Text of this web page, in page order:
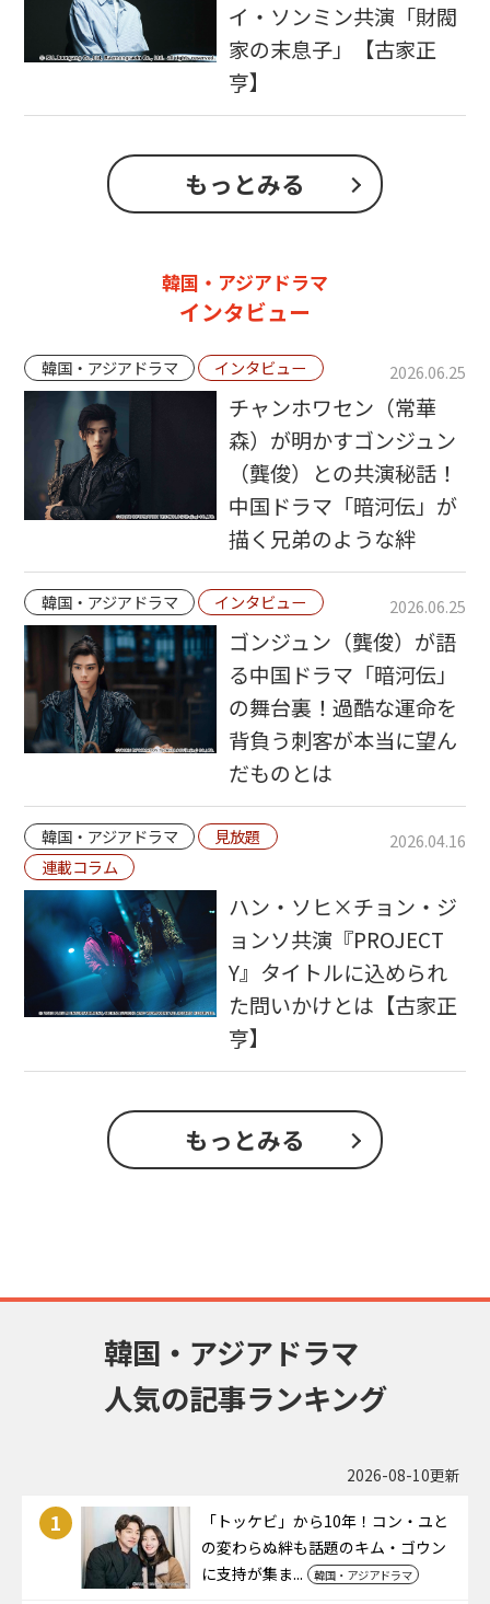
イ・ソンミン共演「財閥
家の末息子」【古家正
亨】
もっとみる
韓国・アジアドラマ
インタビュー
韓国・アジアドラマ インタビュー 2026.06.25
チャンホワセン（常華
森）が明かすゴンジュン
（龔俊）との共演秘話！
中国ドラマ「暗河伝」が
描く兄弟のような絆
韓国・アジアドラマ インタビュー 2026.06.25
ゴンジュン（龔俊）が語
る中国ドラマ「暗河伝」
の舞台裏！過酷な運命を
背負う刺客が本当に望ん
だものとは
韓国・アジアドラマ
見放題
連載コラム
2026.04.16
ハン・ソヒ×チョン・ジ
ョンソ共演『PROJECT
Y』タイトルに込められ
た問いかけとは【古家正
亨】
もっとみる
韓国・アジアドラマ
人気の記事ランキング
2026-08-10更新
1
「トッケビ」から10年！コン・ユと
の変わらぬ絆も話題のキム・ゴウン
に支持が集ま...
韓国・アジアドラマ